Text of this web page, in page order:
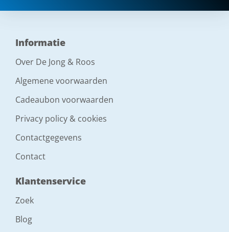
Informatie
Over De Jong & Roos
Algemene voorwaarden
Cadeaubon voorwaarden
Privacy policy & cookies
Contactgegevens
Contact
Klantenservice
Zoek
Blog